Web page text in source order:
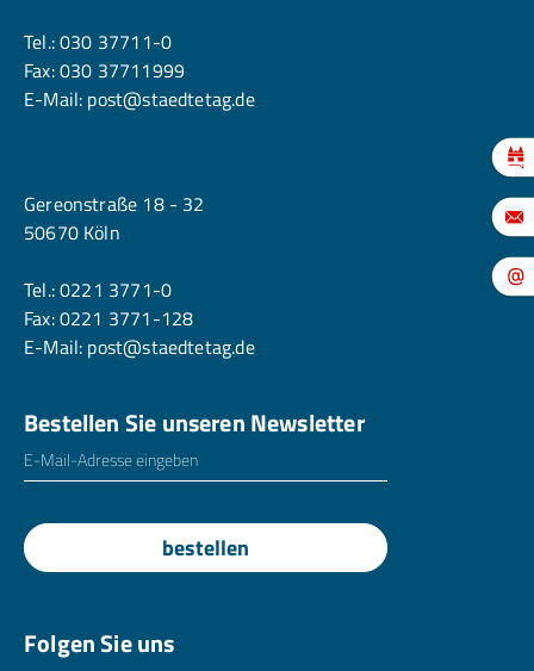
Tel.:030 37711-0
Fax: 030 37711999
E-Mail: post@staedtetag.de
Gereonstraße 18 - 32
50670 Köln
Tel.:0221 3771-0
Fax: 0221 3771-128
E-Mail: post@staedtetag.de
Bestellen Sie unseren Newsletter
E-Mailadresse
bestellen
Folgen Sie uns